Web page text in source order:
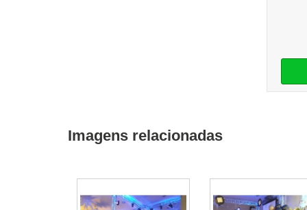
Imagens relacionadas